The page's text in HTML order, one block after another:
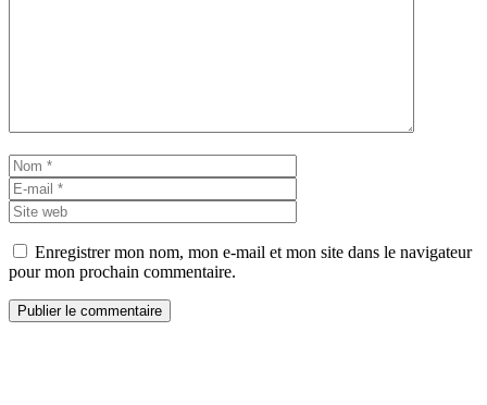
Nom
mail
web
Enregistrer mon nom, mon e-mail et mon site dans le navigateur
pour mon prochain commentaire.